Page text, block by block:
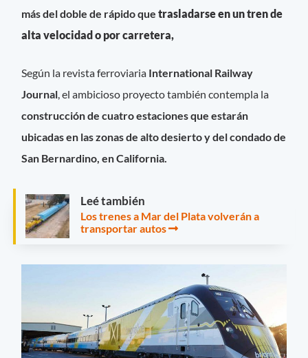
más del doble de rápido que trasladarse en un tren de
alta velocidad o por carretera,
Según la revista ferroviaria International Railway
Journal, el ambicioso proyecto también contempla la
construcción de cuatro estaciones que estarán
ubicadas en las zonas de alto desierto y del condado de
San Bernardino, en California.
Leé también
Los trenes a Mar del Plata volverán a
transportar autos